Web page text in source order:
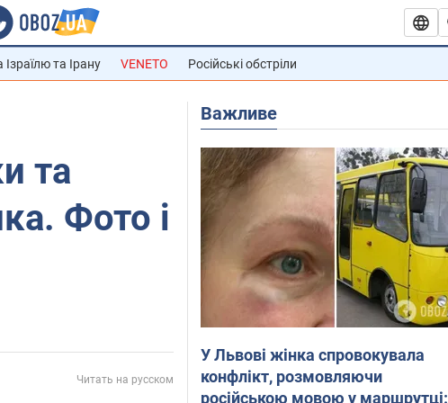
Ізраїлю та Ірану VENETO Російські обстріли
та
Фото і
Читать на русском
Важливе
У Львові жінка спровокувала
конфлікт, розмовляючи
російською мовою у маршрутці: